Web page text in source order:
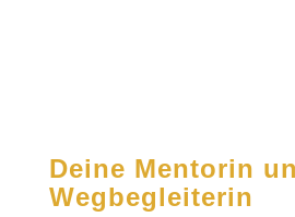
Deine Mentorin
Wegbegleiterin